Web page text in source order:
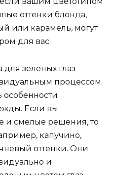
оттенки блонда,
или карамель, могут
для вас.
зеленых глаз
процессом.
особенности
Если вы
и смелые решения, то
капучино,
оттенки. Они
и